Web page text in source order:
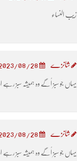
زیب النساء
شانزے 08/28
یہاں جو سبز اُگے وہ ہمیشہ سبز رہے
شانزے 08/28
یہاں جو سبز اُگے وہ ہمیشہ سبز رہے